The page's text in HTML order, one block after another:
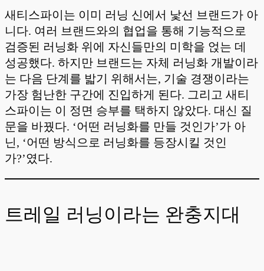
새티스파이는 이미 러닝 신에서 낯선 브랜드가 아
니다. 여러 브랜드와의 협업을 통해 기능적으로
검증된 러닝화 위에 자신들만의 미학을 얹는 데
성공했다. 하지만 브랜드는 자체 러닝화 개발이라
는 다음 단계를 밟기 위해서는, 기술 경쟁이라는
가장 험난한 구간에 진입하게 된다. 그리고 새티
스파이는 이 정면 승부를 택하지 않았다. 대신 질
문을 바꿨다. ‘어떤 러닝화를 만들 것인가’가 아
닌, ‘어떤 방식으로 러닝화를 등장시킬 것인
가?’였다.
트레일 러닝이라는 완충지대